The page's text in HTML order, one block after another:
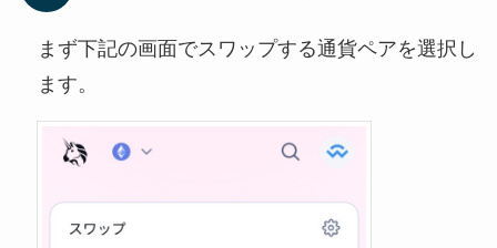
まず下記の画面でスワップする通貨ペアを選択し
ます。